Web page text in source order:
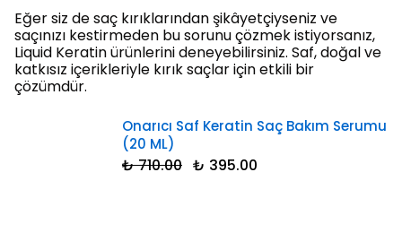
Eğer siz de saç kırıklarından şikâyetçiyseniz ve
saçınızı kestirmeden bu sorunu çözmek istiyorsanız,
Liquid Keratin ürünlerini deneyebilirsiniz. Saf, doğal ve
katkısız içerikleriyle kırık saçlar için etkili bir
çözümdür.
Onarıcı Saf Keratin Saç Bakım Serumu
(20 ML)
₺ 710.00 ₺ 395.00